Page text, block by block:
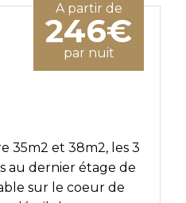
A partir de
246€
par nuit
35m2 et 38m2, les 3
au dernier étage de
sur le coeur de